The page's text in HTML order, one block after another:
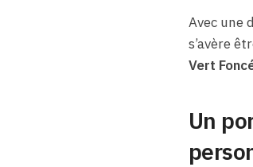
Avec une
s’avère
Vert
Un